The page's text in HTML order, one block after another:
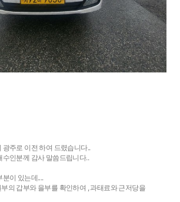
주로 이전 하여 드렸습니다..
수인분께 감사 말씀드립니다..
이 있는데....
의 갑부와 을부를 확인하여 , 과태료와 근저당을